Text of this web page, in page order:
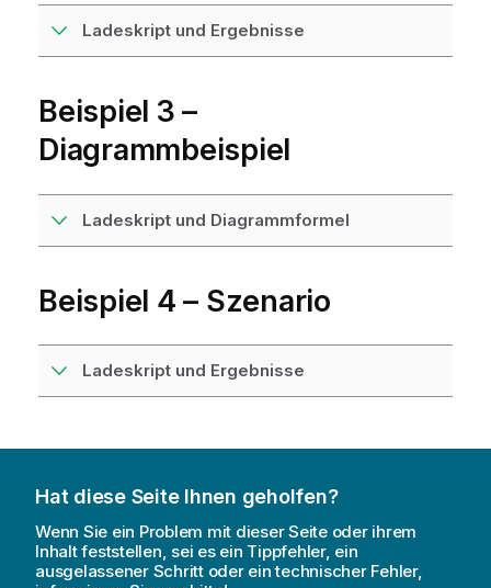
Ladeskript und Ergebnisse
Beispiel 3 –
Diagrammbeispiel
Ladeskript und Diagrammformel
Beispiel 4 – Szenario
Ladeskript und Ergebnisse
Hat diese Seite Ihnen geholfen?
Wenn Sie ein Problem mit dieser Seite oder ihrem
Inhalt feststellen, sei es ein Tippfehler, ein
ausgelassener Schritt oder ein technischer Fehler,